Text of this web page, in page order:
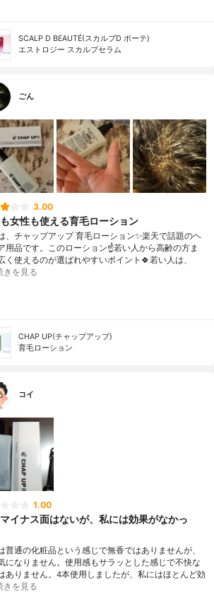
SCALP D BEAUTÉ(スカルプD ボーテ)
エストロジー スカルプセラム
ごん
3.00
女性も使える育毛ローション
、チャップアップ 育毛ローション✨楽天で話題のヘ
用品です。このローション☝️若い人から高齢の方ま
く使えるのが選ばれやすいポイント🍀若い人は、
きを見る
CHAP UP(チャップアップ)
育毛ローション
コイ
1.00
イナス面はないが、私には効果がなかっ
普通の化粧品という感じで無香ではありませんが、
になりません。使用感もサラッとした感じで不快な
ありません。4本使用しましたが、私にはほとんど効
きを見る